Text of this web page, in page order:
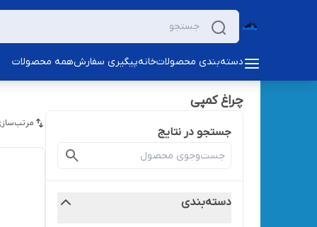
دسته‌بندی محصولاتخانهپیگیری سفارشهمه محصولات
چراغ کمپی
جستجو در نتایج
دسته‌بندی